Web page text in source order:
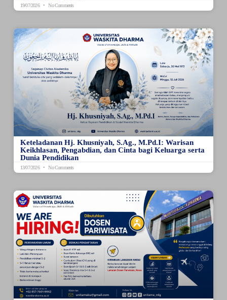
19/07/2026 No Comments
Keteladanan Hj. Khusniyah, S.Ag., M.Pd.I: Warisan
Keikhlasan, Pengabdian, dan Cinta bagi Keluarga serta
Dunia Pendidikan
13/07/2026 No Comments